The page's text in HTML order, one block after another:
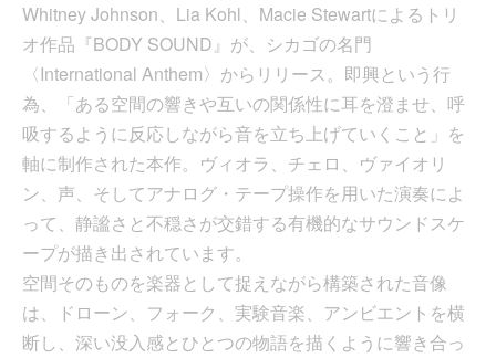
Whitney Johnson、Lia Kohl、Macie Stewartによるトリ
オ作品『BODY SOUND』が、シカゴの名門
〈International Anthem〉からリリース。即興という行
為、「ある空間の響きや互いの関係性に耳を澄ませ、呼
吸するように反応しながら音を立ち上げていくこと」を
軸に制作された本作。ヴィオラ、チェロ、ヴァイオリ
ン、声、そしてアナログ・テープ操作を用いた演奏によ
って、静謐さと不穏さが交錯する有機的なサウンドスケ
ープが描き出されています。
空間そのものを楽器として捉えながら構築された音像
は、ドローン、フォーク、実験音楽、アンビエントを横
断し、深い没入感とひとつの物語を描くように響き合っ